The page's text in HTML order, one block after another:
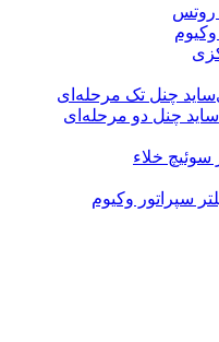
روتس
ساید چنل تک مرحله‌ای
ساید چنل دو مرحله‌ای
سوئیچ خلاء
سپراتور وکیوم